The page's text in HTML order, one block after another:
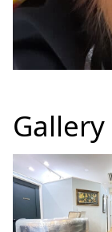
Gallery